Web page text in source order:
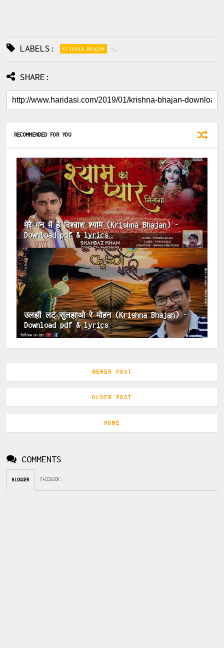
LABELS: Krishna Bhajan
SHARE:
RECOMMENDED FOR YOU
मेरे मन में है विश्वाश श्याम (Krishna Bhajan) -
Download pdf & lyrics
उलझी लट् सुलझाओ रे मोहन (Krishna Bhajan) -
Download pdf & lyrics
NEWER POST
OLDER POST
HOME
COMMENTS
BLOGGER FACEBOOK :